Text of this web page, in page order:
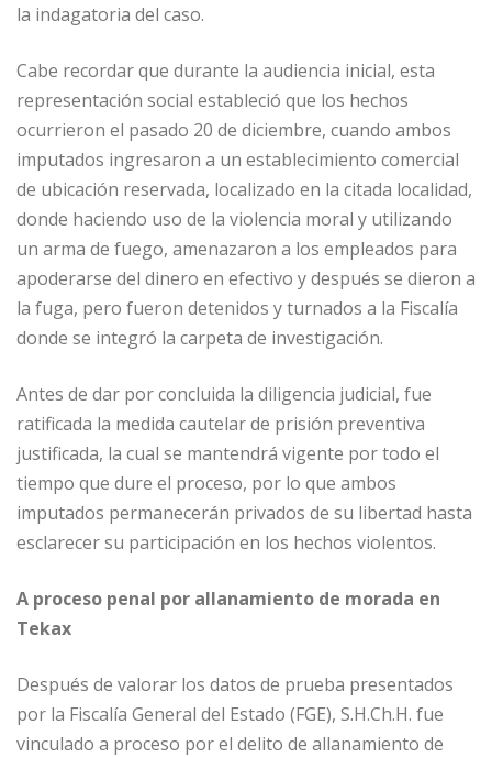
la indagatoria del caso.
Cabe recordar que durante la audiencia inicial, esta
representación social estableció que los hechos
ocurrieron el pasado 20 de diciembre, cuando ambos
imputados ingresaron a un establecimiento comercial
de ubicación reservada, localizado en la citada localidad,
donde haciendo uso de la violencia moral y utilizando
un arma de fuego, amenazaron a los empleados para
apoderarse del dinero en efectivo y después se dieron a
la fuga, pero fueron detenidos y turnados a la Fiscalía
donde se integró la carpeta de investigación.
Antes de dar por concluida la diligencia judicial, fue
ratificada la medida cautelar de prisión preventiva
justificada, la cual se mantendrá vigente por todo el
tiempo que dure el proceso, por lo que ambos
imputados permanecerán privados de su libertad hasta
esclarecer su participación en los hechos violentos.
A proceso penal por allanamiento de morada en
Tekax
Después de valorar los datos de prueba presentados
por la Fiscalía General del Estado (FGE), S.H.Ch.H. fue
vinculado a proceso por el delito de allanamiento de